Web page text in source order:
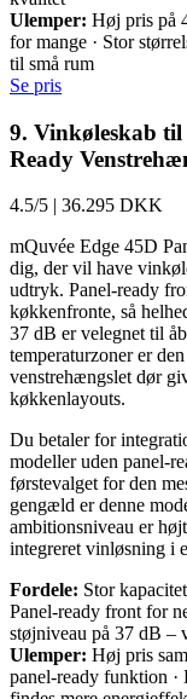
Ulemper: Høj pris på
for mange · Stor
til små rum
Se pris
9. Vinkøleskab
Ready
4.5/5 | 36.295 DKK
mQuvée Edge 45D
dig, der vil have
udtryk. Panel-ready
køkkenfronte, så
37 dB er velegnet til
temperaturzoner er
venstrehængslet dør
køkkenlayouts.
Du betaler for
modeller uden panel-
førstevalget for den
gengæld er denne
ambitionsniveau er
integreret vinløsning i
Fordele: Stor
Panel-ready front for
støjniveau på 37 dB –
Ulemper: Høj pris
panel-ready funktion ·